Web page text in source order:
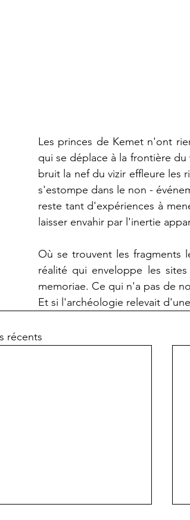
Les princes de Kemet n'ont
qui se déplace à la frontière
bruit la nef du vizir effleure les
s'estompe dans le non -
reste tant d'expériences à
laisser envahir par l'inertie
Où se trouvent les fragments
réalité qui enveloppe les
memoriae. Ce qui n'a pas de
Et si l'archéologie relevait
récents